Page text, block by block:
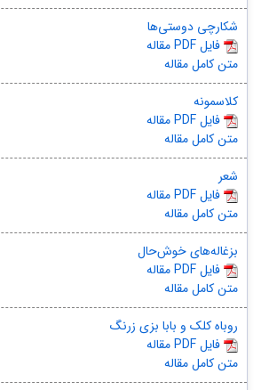
شکارچی دوستی‌ها
مقاله PDF فایل
متن کامل مقاله
کلاسمونه
مقاله PDF فایل
متن کامل مقاله
شعر
مقاله PDF فایل
متن کامل مقاله
بزغاله‌های خوش‌حال
مقاله PDF فایل
متن کامل مقاله
روباه کلک و بابا بزی زرنگ
مقاله PDF فایل
متن کامل مقاله